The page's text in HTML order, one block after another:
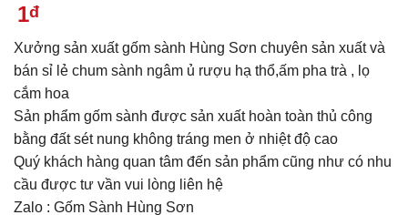
1đ
Xưởng sản xuất gốm sành Hùng Sơn chuyên sản xuất và
bán sỉ lẻ chum sành ngâm ủ rượu hạ thổ,ấm pha trà , lọ
cắm hoa
Sản phẩm gốm sành được sản xuất hoàn toàn thủ công
bằng đất sét nung không tráng men ở nhiệt độ cao
Quý khách hàng quan tâm đến sản phẩm cũng như có nhu
cầu được tư vần vui lòng liên hệ
Zalo : Gốm Sành Hùng Sơn